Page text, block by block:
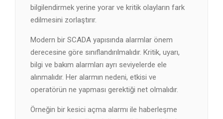
bilgilendirmek yerine yorar ve kritik olayların fark
edilmesini zorlaştırır.
Modern bir SCADA yapısında alarmlar önem
derecesine göre sınıflandırılmalıdır. Kritik, uyarı,
bilgi ve bakım alarmları ayrı seviyelerde ele
alınmalıdır. Her alarmın nedeni, etkisi ve
operatörün ne yapması gerektiği net olmalıdır.
Örneğin bir kesici açma alarmı ile haberleşme